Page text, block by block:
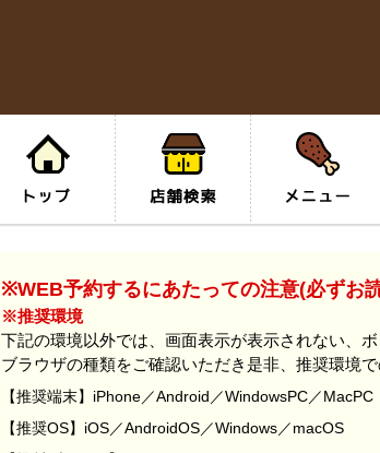
※WEB予約するにあたっての注意(必ずお
※推奨環境
下記の環境以外では、画面表示が表示されない、
ブラウザの種類をご確認いただき是非、推奨環境
【推奨端末】iPhone／Android／WindowsPC／MacPC
【推奨OS】iOS／AndroidOS／Windows／macOS